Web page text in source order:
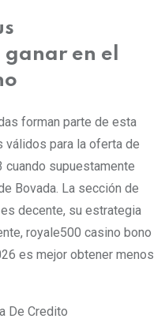
en el
forman parte de esta
válidos para la oferta de
supuestamente
Bovada. La sección de
decente, su estrategia
royale500 casino bono
es mejor obtener menos
De Credito